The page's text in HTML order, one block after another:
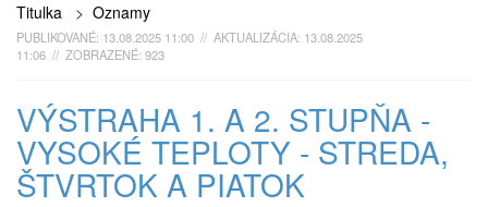
Titulka > Oznamy
PUBLIKOVANÉ: 13.08.2025 11:00 // AKTUALIZÁCIA: 13.08.2025
11:06 // ZOBRAZENÉ: 923
VÝSTRAHA 1. A 2. STUPŇA -
VYSOKÉ TEPLOTY - STREDA,
ŠTVRTOK A PIATOK